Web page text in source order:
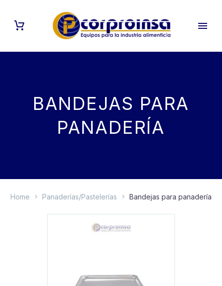
BANDEJAS PARA
PANADERÍA
Home Panaderías/Pastelerías Bandejas para panadería